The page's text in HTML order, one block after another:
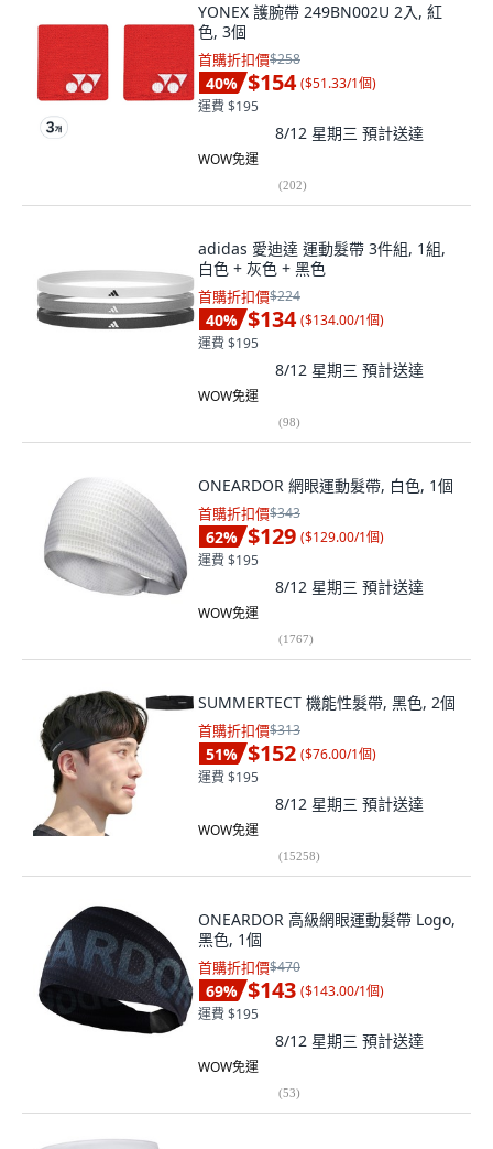
YONEX 護腕帶 249BN002U 2入, 紅
色, 3個
首購折扣價$258
40% $154 ($51.33/1個)
運費 $195
8/12 星期三 預計送達
WOW免運
(202)
adidas 愛迪達 運動髮帶 3件組, 1組,
白色 + 灰色 + 黑色
首購折扣價$224
40% $134 ($134.00/1個)
運費 $195
8/12 星期三 預計送達
WOW免運
(98)
ONEARDOR 網眼運動髮帶, 白色, 1個
首購折扣價$343
62% $129 ($129.00/1個)
運費 $195
8/12 星期三 預計送達
WOW免運
(1767)
SUMMERTECT 機能性髮帶, 黑色, 2個
首購折扣價$313
51% $152 ($76.00/1個)
運費 $195
8/12 星期三 預計送達
WOW免運
(15258)
ONEARDOR 高級網眼運動髮帶 Logo,
黑色, 1個
首購折扣價$470
69% $143 ($143.00/1個)
運費 $195
8/12 星期三 預計送達
WOW免運
(53)